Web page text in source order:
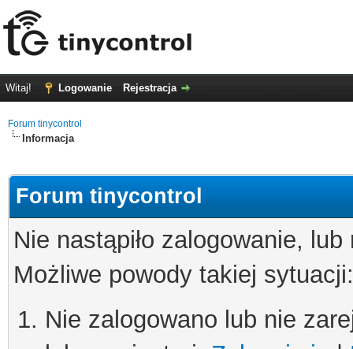
Witaj! Logowanie Rejestracja
Forum tinycontrol
Informacja
Forum tinycontrol
Nie nastąpiło zalogowanie,
Możliwe powody takiej sytuacji:
Nie zalogowano lub nie